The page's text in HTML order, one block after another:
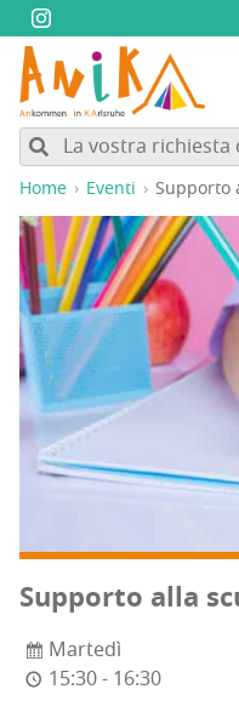
Home Eventi Sup­por­to
Sup­por­to alla
Martedì
15:30 - 16:30